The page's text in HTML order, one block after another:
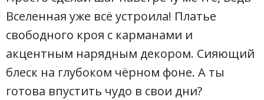
Вселенная уже всё устроила! Платье
свободного кроя с карманами и
акцентным нарядным декором. Сияющий
блеск на глубоком чёрном фоне. А ты
готова впустить чудо в свои дни?